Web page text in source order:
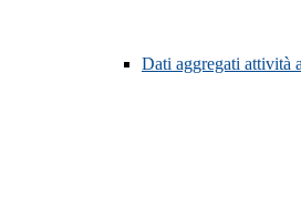
Dati aggregati attività